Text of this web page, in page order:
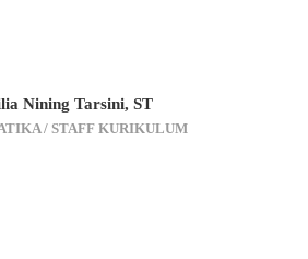
Nining Tarsini, ST
/ STAFF KURIKULUM